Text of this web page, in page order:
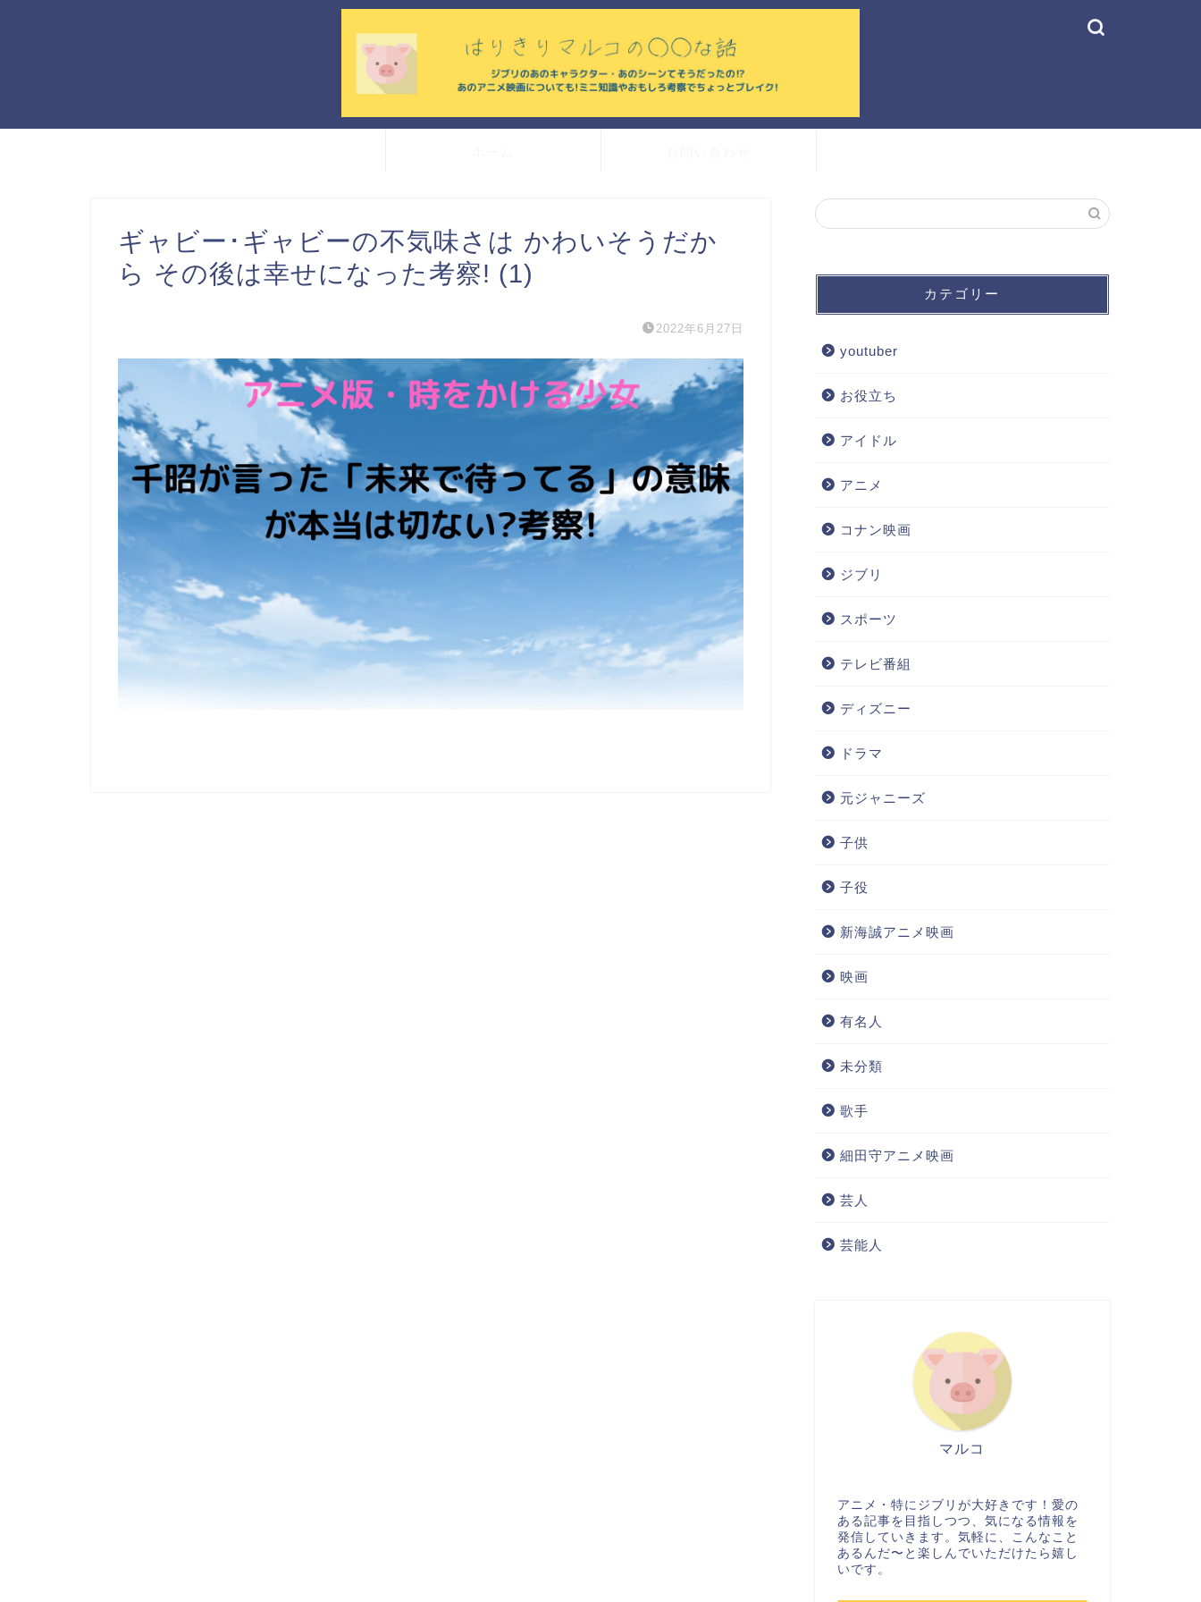
ギャビー･ギャビーの不気味さは かわいそうだか
ら その後は幸せになった考察! (1)
2022年6月27日
カテゴリー
youtuber
お役立ち
アイドル
アニメ
コナン映画
ジブリ
スポーツ
テレビ番組
ディズニー
ドラマ
元ジャニーズ
子供
子役
新海誠アニメ映画
映画
有名人
未分類
歌手
細田守アニメ映画
芸人
芸能人
マルコ
アニメ・特にジブリが大好きです！愛の
ある記事を目指しつつ、気になる情報を
発信していきます。気軽に、こんなこと
あるんだ〜と楽しんでいただけたら嬉し
いです。